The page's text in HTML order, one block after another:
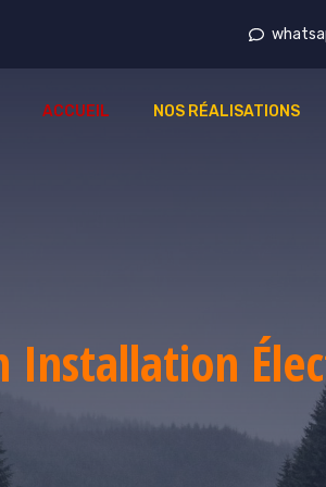
ACCUEIL NOS RÉALISATIONS
Installation